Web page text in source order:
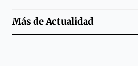
Más deActualidad